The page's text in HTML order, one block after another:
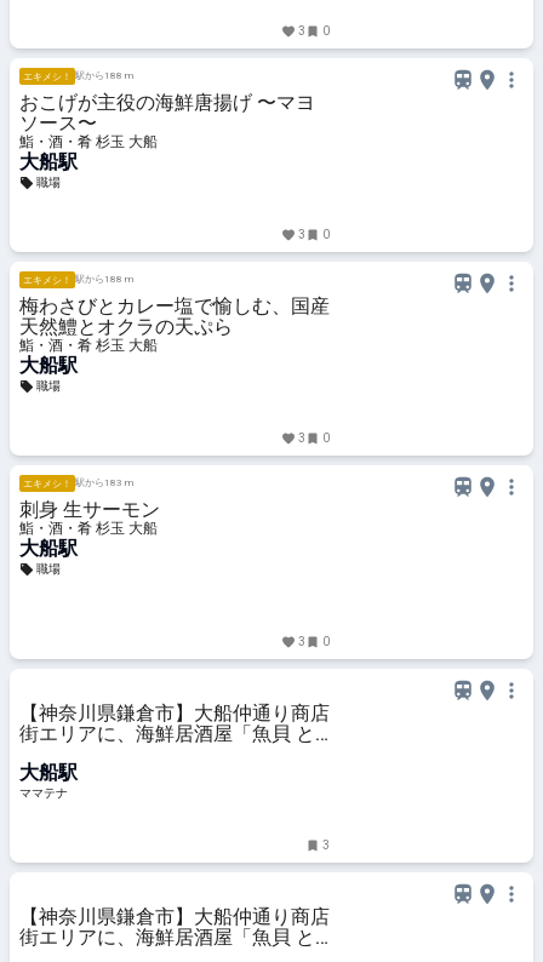
3 0
エキメシ！ 駅から188 m
おこげが主役の海鮮唐揚げ 〜マヨ
ソース〜
鮨・酒・肴 杉玉 大船
大船駅
職場
3 0
エキメシ！ 駅から188 m
梅わさびとカレー塩で愉しむ、国産
天然鱧とオクラの天ぷら
鮨・酒・肴 杉玉 大船
大船駅
職場
3 0
エキメシ！ 駅から183 m
刺身 生サーモン
鮨・酒・肴 杉玉 大船
大船駅
職場
3 0
【神奈川県鎌倉市】大船仲通り商店
街エリアに、海鮮居酒屋「魚貝 と
ナ
大船駅
ママテナ
3
【神奈川県鎌倉市】大船仲通り商店
街エリアに、海鮮居酒屋「魚貝 と